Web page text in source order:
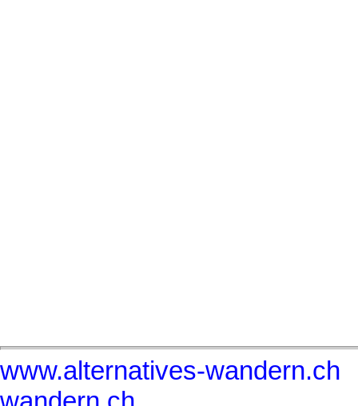
www.alternatives-wandern.ch